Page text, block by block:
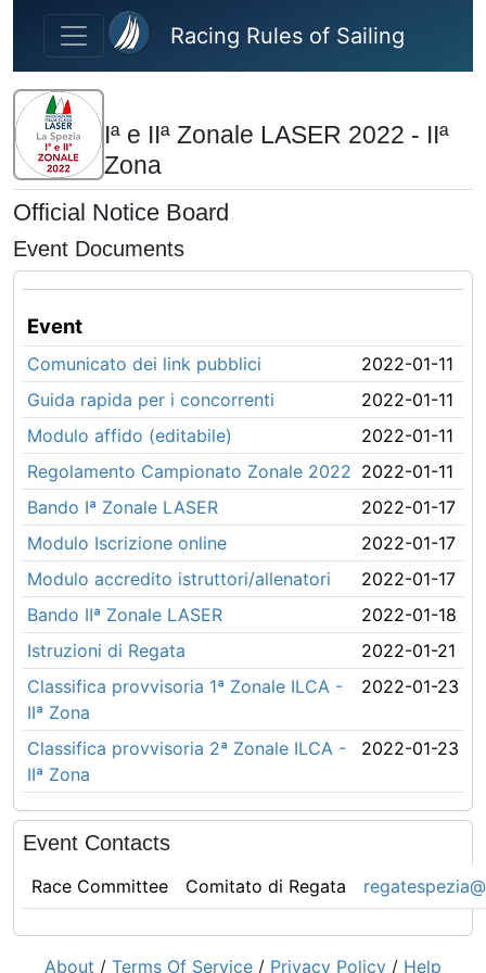
Skip to main content
Racing Rules of Sailing
Iª e IIª Zonale LASER 2022 - IIª
Zona
Official Notice Board
Event Documents
Event
Comunicato dei link pubblici
2022-01-11
Guida rapida per i concorrenti
2022-01-11
Modulo affido (editabile)
2022-01-11
Regolamento Campionato Zonale 2022 2022-01-11
Bando Iª Zonale LASER
2022-01-17
Modulo Iscrizione online
2022-01-17
Modulo accredito istruttori/allenatori
2022-01-17
Bando IIª Zonale LASER
2022-01-18
Istruzioni di Regata
2022-01-21
Classifica provvisoria 1ª Zonale ILCA -
IIª Zona
2022-01-23
Classifica provvisoria 2ª Zonale ILCA -
IIª Zona
2022-01-23
Event Contacts
Race Committee Comitato di Regata
About / Terms Of Service / Privacy Policy / Help